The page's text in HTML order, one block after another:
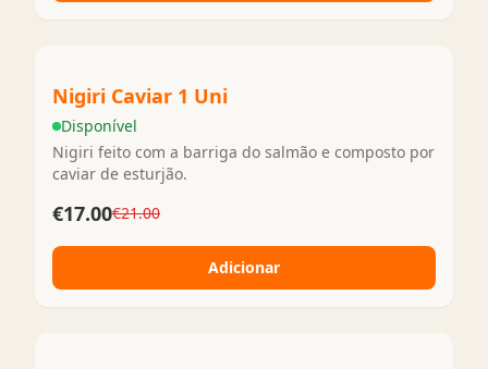
Nigiri Caviar 1 Uni
Disponível
Nigiri feito com a barriga do salmão e composto por
caviar de esturjão.
€17.00€21.00
Adicionar